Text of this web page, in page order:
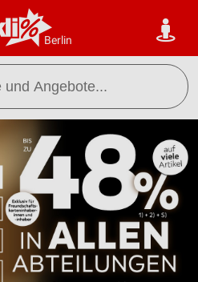
Berlin